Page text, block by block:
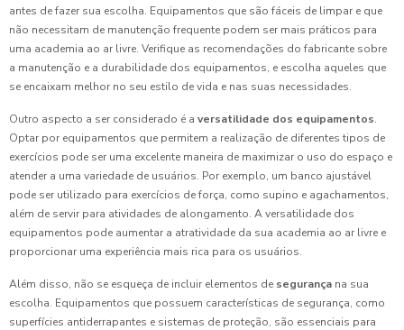
antes de fazer sua escolha. Equipamentos que são fáceis de limpar e que
não necessitam de manutenção frequente podem ser mais práticos para
uma academia ao ar livre. Verifique as recomendações do fabricante sobre
a manutenção e a durabilidade dos equipamentos, e escolha aqueles que
se encaixam melhor no seu estilo de vida e nas suas necessidades.
Outro aspecto a ser considerado é a versatilidade dos equipamentos.
Optar por equipamentos que permitem a realização de diferentes tipos de
exercícios pode ser uma excelente maneira de maximizar o uso do espaço e
atender a uma variedade de usuários. Por exemplo, um banco ajustável
pode ser utilizado para exercícios de força, como supino e agachamentos,
além de servir para atividades de alongamento. A versatilidade dos
equipamentos pode aumentar a atratividade da sua academia ao ar livre e
proporcionar uma experiência mais rica para os usuários.
Além disso, não se esqueça de incluir elementos de segurança na sua
escolha. Equipamentos que possuem características de segurança, como
superfícies antiderrapantes e sistemas de proteção, são essenciais para